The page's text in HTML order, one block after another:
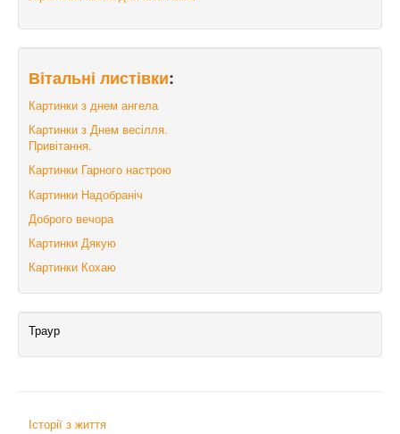
Вітальні листівки:
Картинки з днем ангела
Картинки з Днем весілля.
Привітання.
Картинки Гарного настрою
Картинки Надобраніч
Доброго вечора
Картинки Дякую
Картинки Кохаю
Траур
Історії з життя